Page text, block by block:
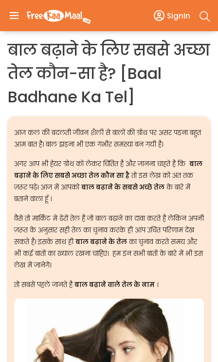
SignIn
बाल बढ़ाने के लिए सबसे अच्छा
तेल कौन-सा है? [Baal
Badhane Ka Tel]
आज कल की बदलती जीवन शैली से बालों की ग्रोथ पर असर पड़ना बहुत
आम बात है। बाल झड़ना भी एक गंभीर समस्या बन गयी है।
अगर आप भी हेयर ग्रोथ को लेकर चिंतित है और जानना चाहते है कि बाल
बढ़ाने के लिए सबसे अच्छा तेल कौन सा हैतो इस लेख को अंत तक
ज़रूर पढ़े। आज में आपकोबाल बढ़ाने के सबसे अच्छे तेलके बारे में
बताने वाला हूँ ।
वैसे तो मार्किट मे ढेरों तेल है जो बाल बढ़ाने का दावा करते है लेकिन अपनी
ज़रूत के अनुसार सही तेल का चुनाव करके ही आप उचित परिणाम देख
सकते है। इसके साथ हीबाल बढ़ाने के तेलका चुनाव करते समय और
भी कई बातों का ख्याल रखना चाहिए। हम इन सभी बातों के बारे में भी इस
लेख में जानेगे।
तो सबसे पहले जानते हैबाल बढ़ाने वाले तेल के नाम ।